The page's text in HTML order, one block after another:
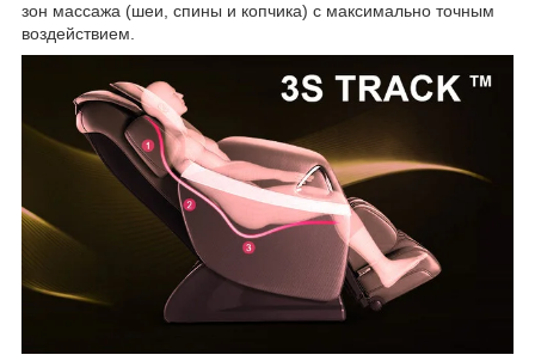
зон массажа (шеи, спины и копчика) с максимально точным
воздействием.